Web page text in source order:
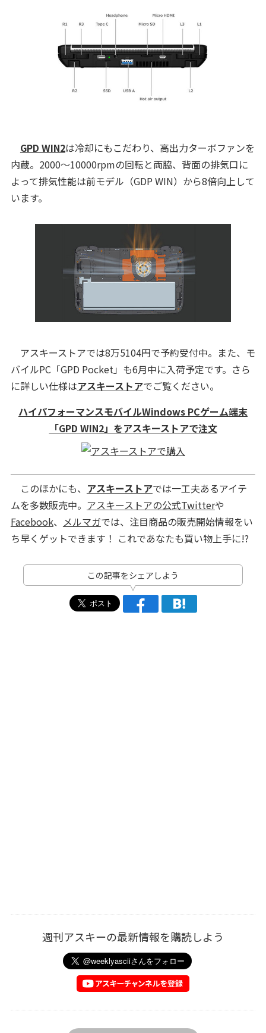
GPD WIN2は冷却にもこだわり、高出力ターボファンを
内蔵。2000～10000rpmの回転と両脇、背面の排気口に
よって排気性能は前モデル（GDP WIN）から8倍向上して
います。
アスキーストアでは8万5104円で予約受付中。また、モ
バイルPC「GPD Pocket」も6月中に入荷予定です。さら
に詳しい仕様はアスキーストアでご覧ください。
ハイパフォーマンスモバイルWindows PCゲーム端末
「GPD WIN2」をアスキーストアで注文
このほかにも、 アスキーストアでは一工夫あるアイテ
ムを多数販売中。 アスキーストアの公式Twitterや
Facebook、 メルマガでは、注目商品の販売開始情報をい
ち早くゲットできます！ これであなたも買い物上手に!?
この記事をシェアしよう
週刊アスキーの最新情報を購読しよう